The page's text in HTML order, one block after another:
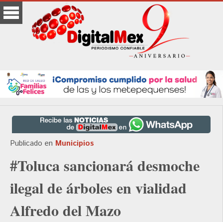
Publicado en Municipios
#Toluca sancionará desmoche
ilegal de árboles en vialidad
Alfredo del Mazo